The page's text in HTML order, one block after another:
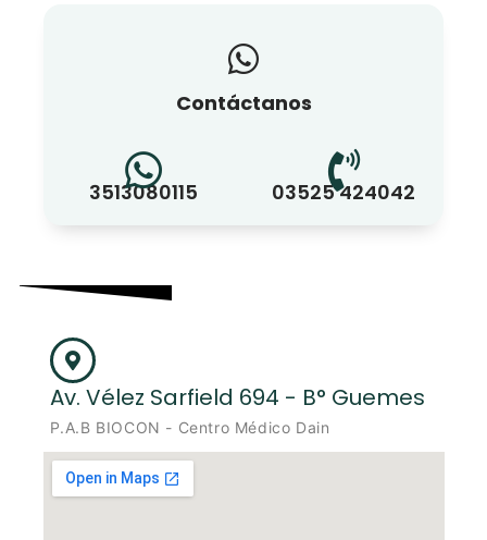
Contáctanos
3513080115 03525 424042
Av. Vélez Sarfield 694 - B° Guemes
P.A.B BIOCON - Centro Médico Dain